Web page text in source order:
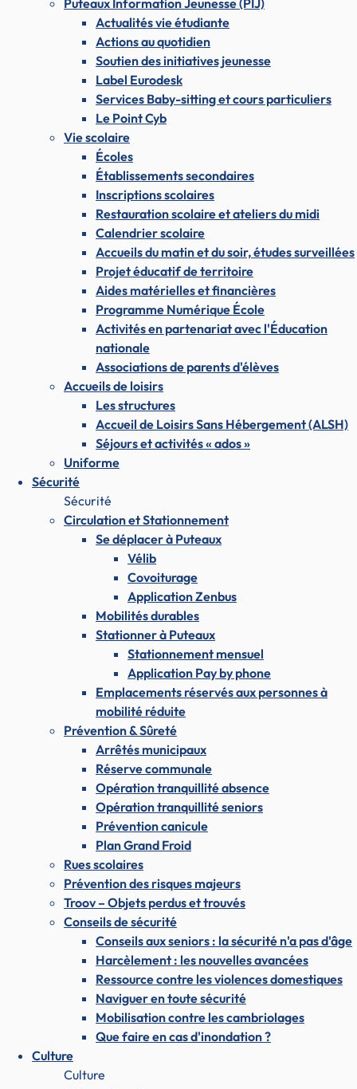
Puteaux Information Jeunesse (PIJ)
Actualités vie étudiante
Actions au quotidien
Soutien des initiatives jeunesse
Label Eurodesk
Services Baby-sitting et cours particuliers
Le Point Cyb
Vie scolaire
Écoles
Établissements secondaires
Inscriptions scolaires
Restauration scolaire et ateliers du midi
Calendrier scolaire
Accueils du matin et du soir, études surveillées
Projet éducatif de territoire
Aides matérielles et financières
Programme Numérique École
Activités en partenariat avec l'Éducation
nationale
Associations de parents d'élèves
Accueils de loisirs
Les structures
Accueil de Loisirs Sans Hébergement (ALSH)
Séjours et activités « ados »
Uniforme
Sécurité
Sécurité
Circulation et Stationnement
Se déplacer à Puteaux
Vélib
Covoiturage
Application Zenbus
Mobilités durables
Stationner à Puteaux
Stationnement mensuel
Application Pay by phone
Emplacements réservés aux personnes à
mobilité réduite
Prévention & Sûreté
Arrêtés municipaux
Réserve communale
Opération tranquillité absence
Opération tranquillité seniors
Prévention canicule
Plan Grand Froid
Rues scolaires
Prévention des risques majeurs
Troov – Objets perdus et trouvés
Conseils de sécurité
Conseils aux seniors : la sécurité n'a pas d'âge
Harcèlement : les nouvelles avancées
Ressource contre les violences domestiques
Naviguer en toute sécurité
Mobilisation contre les cambriolages
Que faire en cas d'inondation ?
Culture
Culture